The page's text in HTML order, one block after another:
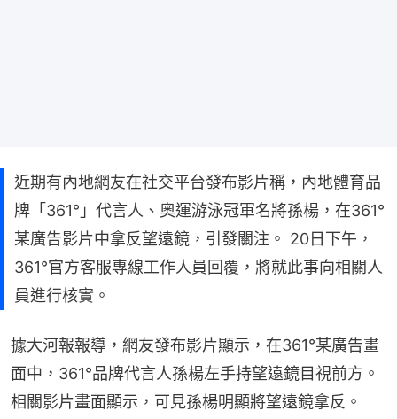
近期有內地網友在社交平台發布影片稱，內地體育品
牌「361°」代言人、奧運游泳冠軍名將孫楊，在361°
某廣告影片中拿反望遠鏡，引發關注。 20日下午，
361°官方客服專線工作人員回覆，將就此事向相關人
員進行核實。
據大河報報導，網友發布影片顯示，在361°某廣告畫
面中，361°品牌代言人孫楊左手持望遠鏡目視前方。
相關影片畫面顯示，可見孫楊明顯將望遠鏡拿反。